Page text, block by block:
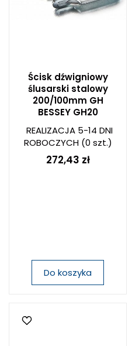
Ścisk dźwigniowy
ślusarski stalowy
200/100mm GH
BESSEY GH20
REALIZACJA 5-14 DNI
ROBOCZYCH(0 szt.)
272,43 zł
Do koszyka